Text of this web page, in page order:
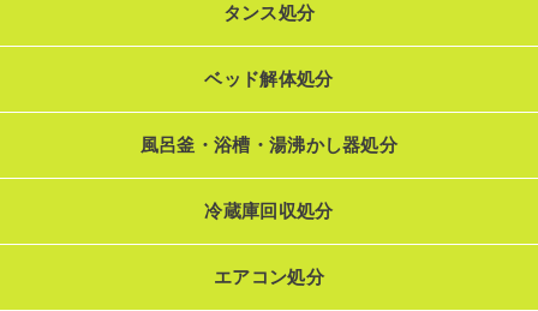
タンス処分
ベッド解体処分
風呂釜・浴槽・湯沸かし器処分
冷蔵庫回収処分
エアコン処分